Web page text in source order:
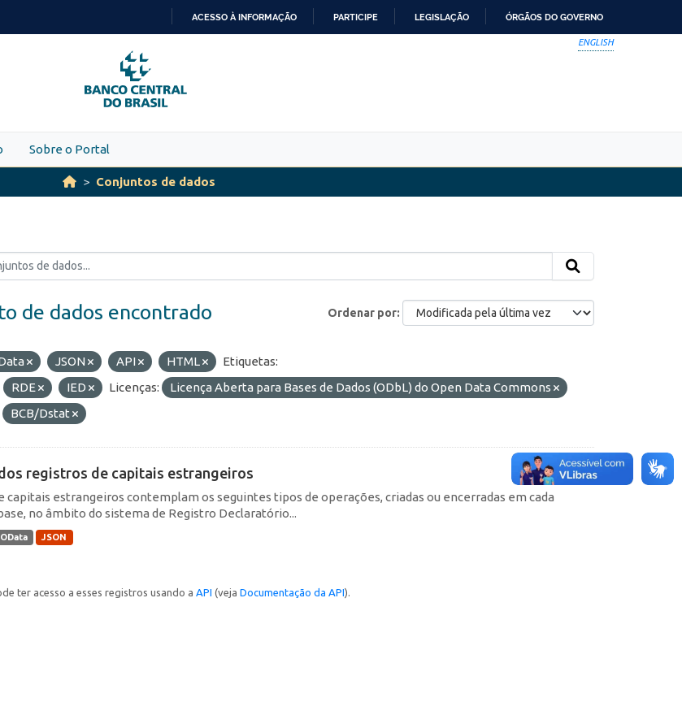
PARA
O
CONTEÚDO
ACESSO À INFORMAÇÃO PARTICIPE LEGISLAÇÃO ÓRGÃOS DO GOVERNO
ENGLISH
Sobre o Portal
Conjuntos de dados
Ordenar por
de dados encontrado
JSON API HTML
Etiquetas:
RDE IED Licenças:
Licença Aberta para Bases de Dados (ODbL) do Open Data Commons
BCB/Dstat
registros de capitais estrangeiros
capitais estrangeiros contemplam os seguintes tipos de operações, criadas ou encerradas em cada
no âmbito do sistema de Registro Declaratório...
OData JSON
ter acesso a esses registros usando a API (veja Documentação da API).